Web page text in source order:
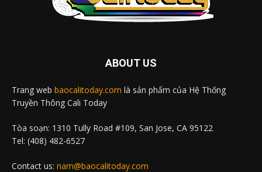
ABOUT US
Trang web baocalitoday.com là sản phẩm của Hệ Thống
Truyền Thông Cali Today
Tòa soạn: 1310 Tully Road #109, San Jose, CA 95122
Tel: (408) 482-6527
Contact us: nam@baocalitoday.com